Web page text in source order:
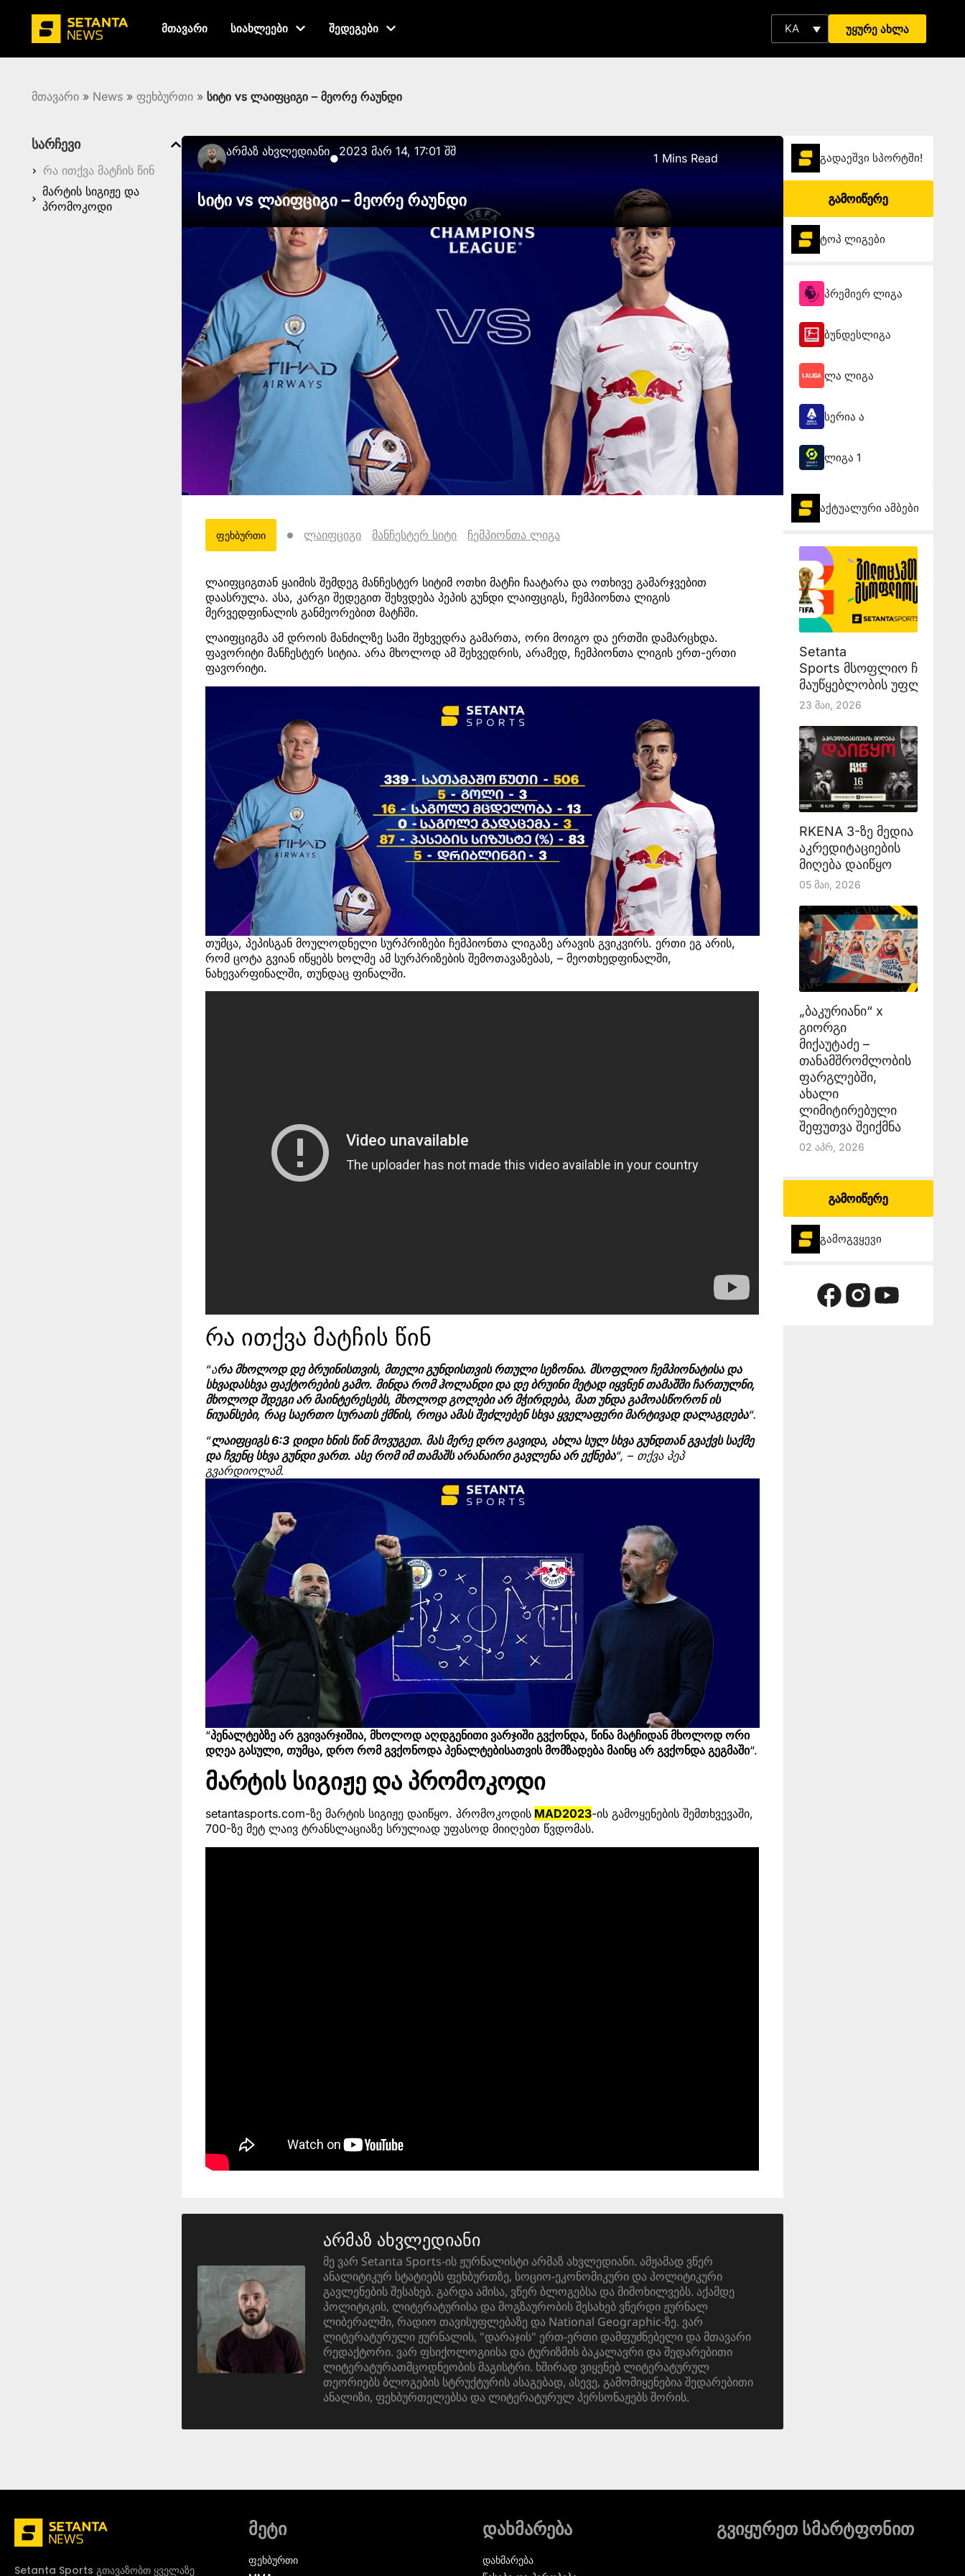
მთავარი სიახლეები შედეგები KA უყურე ახლა
მთავარი » News » ფეხბურთი » სიტი vs ლაიფციგი – მეორე რაუნდი
სარჩევი
რა ითქვა მატჩის წინ
მარტის სიგიჟე და
პრომოკოდი
Არმაზ Ახვლედიანი●2023 მარ 14, 17:01 შშ 1 Mins Read
სიტი vs ლაიფციგი – მეორე რაუნდი
ფეხბურთი ლაიფციგი მანჩესტერ სიტი ჩემპიონთა ლიგა
ლაიფციგთან ყაიმის შემდეგ მანჩესტერ სიტიმ ოთხი მატჩი ჩაატარა და ოთხივე გამარჯვებით
დაასრულა. ასა, კარგი შედეგით შეხვდება პეპის გუნდი ლაიფციგს, ჩემპიონთა ლიგის
მერვედფინალის განმეორებით მატჩში.
ლაიფციგმა ამ დროის მანძილზე სამი შეხვედრა გამართა, ორი მოიგო და ერთში დამარცხდა.
ფავორიტი მანჩესტერ სიტია. არა მხოლოდ ამ შეხვედრის, არამედ, ჩემპიონთა ლიგის ერთ-ერთი
ფავორიტი.
თუმცა, პეპისგან მოულოდნელი სურპრიზები ჩემპიონთა ლიგაზე არავის გვიკვირს. ერთი ეგ არის,
რომ ცოტა გვიან იწყებს ხოლმე ამ სურპრიზების შემოთავაზებას, – მეოთხედფინალში,
ნახევარფინალში, თუნდაც ფინალში.
რა ითქვა მატჩის წინ
“არა მხოლოდ დე ბრუინისთვის, მთელი გუნდისთვის რთული სეზონია. მსოფლიო ჩემპიონატისა და
სხვადასხვა ფაქტორების გამო. მინდა რომ ჰოლანდი და დე ბრუინი მეტად იყვნენ თამაშში ჩართულნი,
მხოლოდ შდეგი არ მაინტერესებს, მხოლოდ გოლები არ მჭირდება, მათ უნდა გამოასწორონ ის
ნიუანსები, რაც საერთო სურათს ქმნის, როცა ამას შეძლებენ სხვა ყველაფერი მარტივად დალაგდება“.
“ლაიფციგს 6:3 დიდი ხნის წინ მოვუგეთ. მას მერე დრო გავიდა, ახლა სულ სხვა გუნდთან გვაქვს საქმე
და ჩვენც სხვა გუნდი ვართ. ასე რომ იმ თამაშს არანაირი გავლენა არ ექნება“, – თქვა პეპ
გვარდიოლამ.
“პენალტებზე არ გვივარჯიშია, მხოლოდ აღდგენითი ვარჯიში გვქონდა, წინა მატჩიდან მხოლოდ ორი
დღეა გასული, თუმცა, დრო რომ გვქონოდა პენალტებისათვის მომზადება მაინც არ გვქონდა გეგმაში“.
მარტის სიგიჟე და პრომოკოდი
setantasports.com-ზე მარტის სიგიჟე დაიწყო. პრომოკოდის MAD2023-ის გამოყენების შემთხვევაში,
700-ზე მეტ ლაივ ტრანსლაციაზე სრულიად უფასოდ მიიღებთ წვდომას.
არმაზ ახვლედიანი
მე ვარ Setanta Sports-ის ჟურნალისტი არმაზ ახვლედიანი. ამჟამად ვწერ
ანალიტიკურ სტატიებს ფეხბურთზე, სოციო-ეკონომიკური და პოლიტიკური
გავლენების შესახებ. გარდა ამისა, ვწერ ბლოგებსა და მიმოხილვებს. აქამდე
პოლიტიკის, ლიტერატურისა და მოგზაურობის შესახებ ვწერდი ჟურნალ
ლიბერალში, რადიო თავისუფლებაზე და National Geographic-ზე. ვარ
ლიტერატურული ჟურნალის, "დარაჯის" ერთ-ერთი დამფუძნებელი და მთავარი
რედაქტორი. ვარ ფსიქოლოგიისა და ტურიზმის ბაკალავრი და შედარებითი
ლიტერატურათმცოდნეობის მაგისტრი. ხშირად ვიყენებ ლიტერატურულ
თეორიებს ბლოგების სტრუქტურის ასაგებად, ასევე, გამომიყენებია შედარებითი
ანალიზი, ფეხბურთელებსა და ლიტერატურულ პერსონაჟებს შორის.
გადაეშვი სპორტში!
გამოიწერე
ტოპ ლიგები
პრემიერ ლიგა
ბუნდესლიგა
ლა ლიგა
სერია ა
ლიგა 1
აქტუალური ამბები
Setanta
Sports მსოფლიო
მაუწყებლობის უფლებას
23 Მაი, 2026
RKENA 3-ზე მედია
აკრედიტაციების
მიღება დაიწყო
05 Მაი, 2026
„ბაკურიანი“ x
გიორგი
მიქაუტაძე –
თანამშრომლობის
ფარგლებში,
ახალი
ლიმიტირებული
შეფუთვა შეიქმნა
02 Აპრ, 2026
გამოიწერე
გამოგვყევი
Setanta Sports გთავაზობთ ყველაზე
მეტი
ᲤᲔᲮᲑᲣᲠᲗᲘ
დახმარება
დახმარება
გვიყურეთ სმარტფონით